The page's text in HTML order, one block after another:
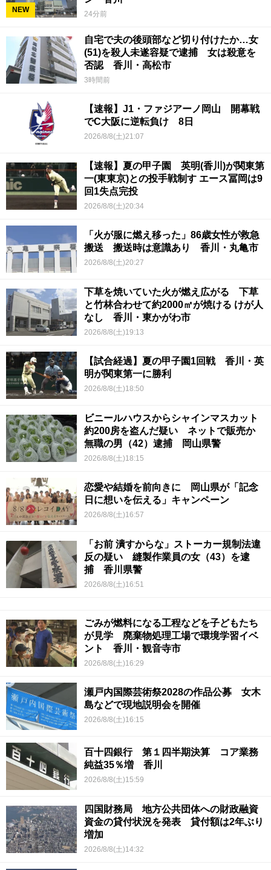
NEW 24分前
自宅で夫の後頭部など切り付けたか…女
(51)を殺人未遂容疑で逮捕 女は殺意を
否認 香川・高松市
3時間前
【速報】J1・ファジアーノ岡山 開幕戦
でC大阪に逆転負け 8日
2026/8/8(土)21:07
【速報】夏の甲子園 英明(香川)が関東第
一(東東京)との投手戦制す エース冨岡は9
回1失点完投
2026/8/8(土)20:34
「火が服に燃え移った」86歳女性が救急
搬送 搬送時は意識あり 香川・丸亀市
2026/8/8(土)20:27
下草を焼いていた火が燃え広がる 下草
と竹林合わせて約2000㎡が焼ける けが人
なし 香川・東かがわ市
2026/8/8(土)19:13
【試合経過】夏の甲子園1回戦 香川・英
明が関東第一に勝利
2026/8/8(土)18:50
ビニールハウスからシャインマスカット
約200房を盗んだ疑い ネットで販売か
無職の男（42）逮捕 岡山県警
2026/8/8(土)18:15
恋愛や結婚を前向きに 岡山県が「記念
日に想いを伝える」キャンペーン
2026/8/8(土)16:57
「お前 潰すからな」ストーカー規制法違
反の疑い 縫製作業員の女（43）を逮
捕 香川県警
2026/8/8(土)16:51
ごみが燃料になる工程などを子どもたち
が見学 廃棄物処理工場で環境学習イベ
ント 香川・観音寺市
2026/8/8(土)16:29
瀬戸内国際芸術祭2028の作品公募 女木
島などで現地説明会を開催
2026/8/8(土)16:15
百十四銀行 第１四半期決算 コア業務
純益35％増 香川
2026/8/8(土)15:59
四国財務局 地方公共団体への財政融資
資金の貸付状況を発表 貸付額は2年ぶり
増加
2026/8/8(土)14:32